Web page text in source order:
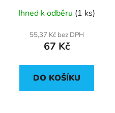
Ihned k odběru (1 ks)
55,37 Kč bez DPH
67 Kč
DO KOŠÍKU